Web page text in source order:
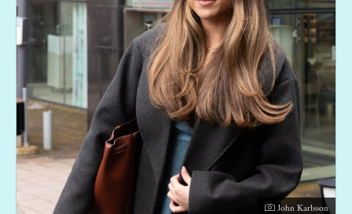
Fotograf:
John Karlsson